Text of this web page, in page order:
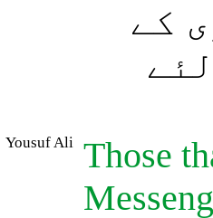
کے
Yousuf Ali Those